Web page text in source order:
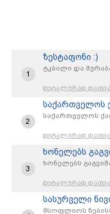
1
ზესტაფონი :)
ტკბილი და
დეტალურად
2
საქართველოს
საქართველოს
დეტალურად
3
ხონელებს
ხონელებს
დეტალურად
სასურველი
მსოფლიოს